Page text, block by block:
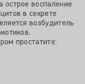
острое воспаление
в секрете
возбудитель
простатите: